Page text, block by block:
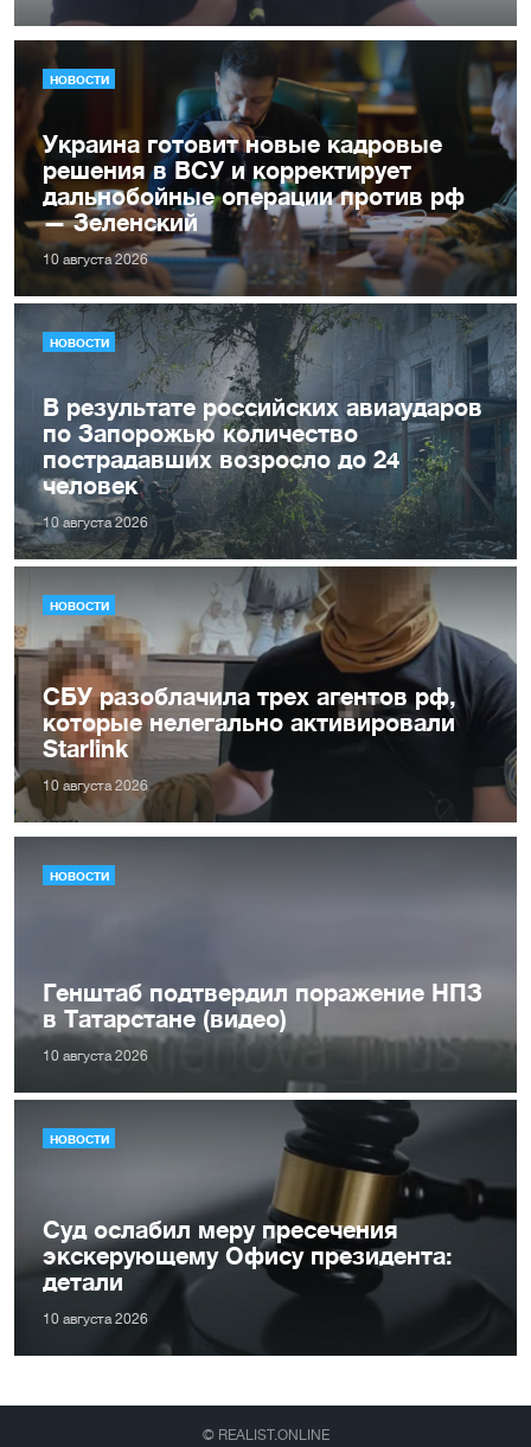
НОВОСТИ
Украина готовит новые кадровые
решения в ВСУ и корректирует
дальнобойные операции против рф
— Зеленский
10 августа 2026
НОВОСТИ
В результате российских авиаударов
по Запорожью количество
пострадавших возросло до 24
человек
10 августа 2026
НОВОСТИ
СБУ разоблачила трех агентов рф,
которые нелегально активировали
Starlink
10 августа 2026
НОВОСТИ
Генштаб подтвердил поражение НПЗ
в Татарстане (видео)
10 августа 2026
НОВОСТИ
Суд ослабил меру пресечения
экскерующему Офису президента:
детали
10 августа 2026
© REALIST.ONLINE